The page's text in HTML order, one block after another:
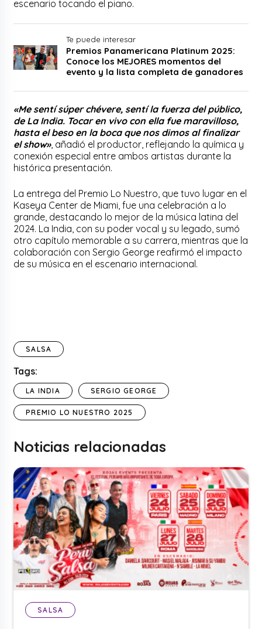
escenario tocando el piano.
Te puede interesar
Premios Panamericana Platinum 2025:
Conoce los MEJORES momentos del
evento y la lista completa de ganadores
«Me sentí súper chévere, sentí la fuerza del público,
de La India. Tocar en vivo con ella fue maravilloso,
hasta el beso en la boca que nos dimos al finalizar
el show», añadió el productor, reflejando la química y
conexión especial entre ambos artistas durante la
histórica presentación.
La entrega del Premio Lo Nuestro, que tuvo lugar en el
Kaseya Center de Miami, fue una celebración a lo
grande, destacando lo mejor de la música latina del
2024. La India, con su poder vocal y su legado, sumó
otro capítulo memorable a su carrera, mientras que la
colaboración con Sergio George reafirmó el impacto
de su música en el escenario internacional.
SALSA
Tags:
LA INDIA SERGIO GEORGE
PREMIO LO NUESTRO 2025
Noticias relacionadas
SALSA